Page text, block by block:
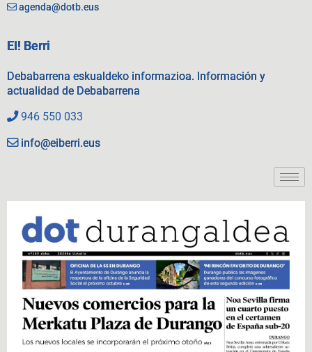
agenda@dotb.eus
EI! Berri
Debabarrena eskualdeko informazioa. Información y
actualidad de Debabarrena
946 550 033
info@eiberri.eus